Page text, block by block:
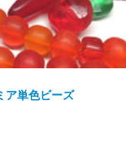
ア単色ビーズ